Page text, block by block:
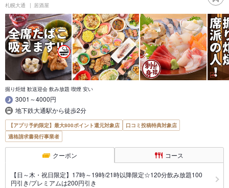
札幌大通 居酒屋
掘り炬燵 歓送迎会 飲み放題 喫煙 安い
3001～4000円
地下鉄大通駅から徒歩2分
【アプリ予約限定】最大800ポイント還元対象店
口コミ投稿特典対象店
適格請求書発行事業者
クーポン コース
【日～木・祝日限定】17時～19時/21時以降限定☆120分飲み放題100
円引き/プレミアムは200円引き